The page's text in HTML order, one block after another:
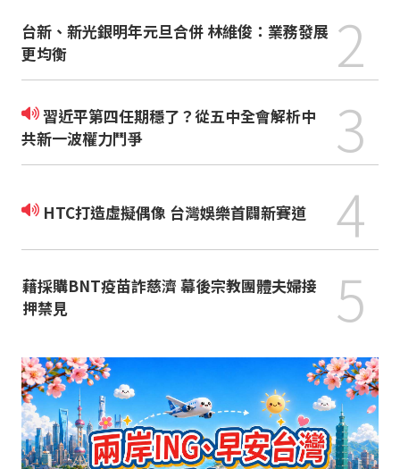
台新、新光銀明年元旦合併 林維俊：業務發展
更均衡
2
習近平第四任期穩了？從五中全會解析中
共新一波權力鬥爭
3
HTC打造虛擬偶像 台灣娛樂首闢新賽道 4
藉採購BNT疫苗詐慈濟 幕後宗教團體夫婦接
押禁見
5